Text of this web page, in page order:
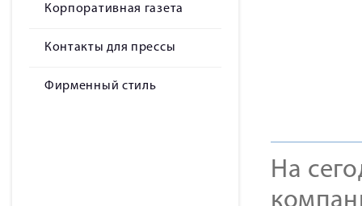
Корпоративная газета
Контакты для прессы
Фирменный стиль
На